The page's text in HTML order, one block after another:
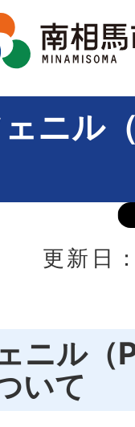
ニル
更新日
ニル（
いて